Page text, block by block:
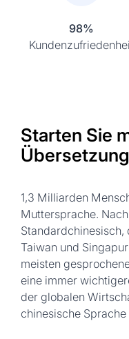
98%
Starten Sie
1,3 Milliarden
Muttersprache.
Standardchinesisch,
Taiwan und
meisten
eine immer
der globalen
chinesische